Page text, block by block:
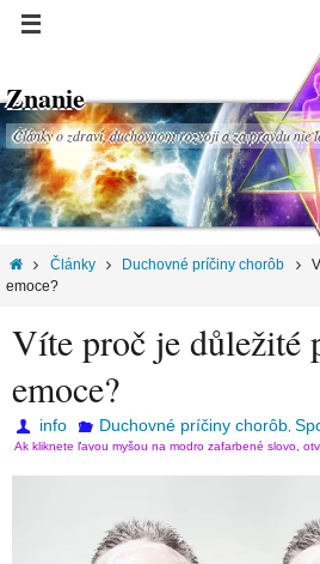
Znanie
Články o zdraví, duchovnom rozvoji a za pravdu nie
Články Duchovné príčiny chorôb
emoce?
Víte proč je důležité
emoce?
info Duchovné príčiny chorôb,
Ak kliknete ľavou myšou na modro zafarbené slovo,